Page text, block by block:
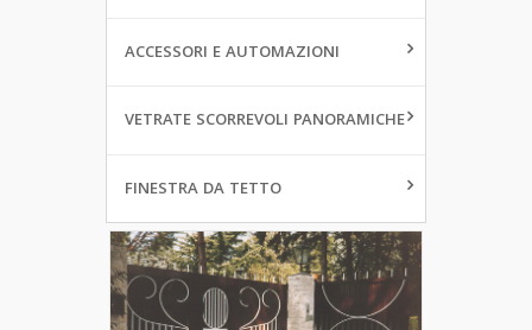
ACCESSORI E AUTOMAZIONI
VETRATE SCORREVOLI PANORAMICHE
FINESTRA DA TETTO